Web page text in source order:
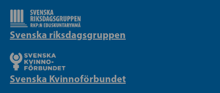
Svenska riksdagsgruppen
Svenska Kvinnoförbundet